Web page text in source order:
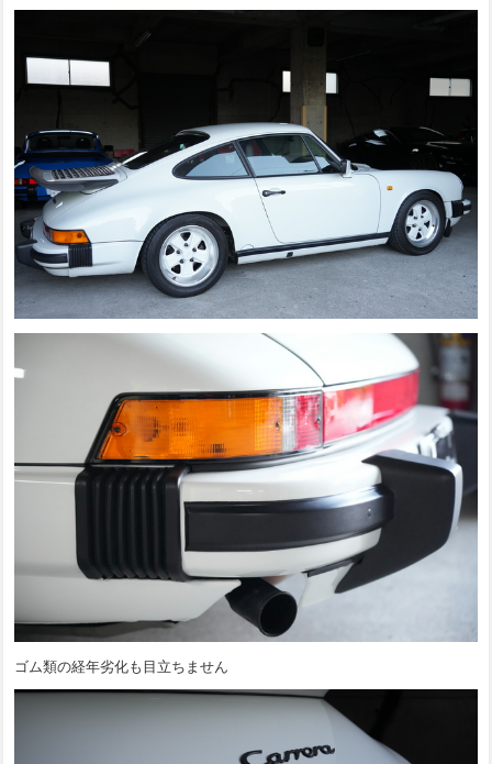
ゴム類の経年劣化も目立ちません